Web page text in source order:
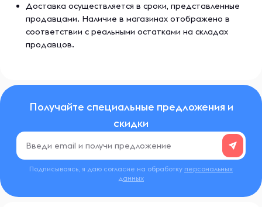
Доставка осуществляется в сроки, представленные
продавцами. Наличие в магазинах отображено в
соответствии с реальными остатками на складах
продавцов.
Получайте специальные предложения и
скидки
Подписываясь, я даю согласие на обработку персональных
данных